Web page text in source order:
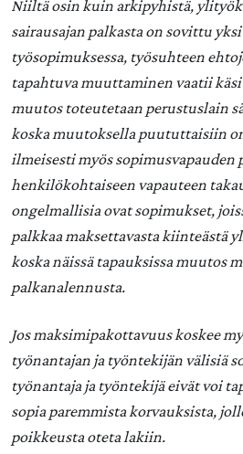
Niiltä osin kuin arkipyhistä,
sairausajan palkasta on sovittu
työsopimuksessa, työsuhteen
tapahtuva muuttaminen vaatii
muutos toteutetaan perustuslain
koska muutoksella puututtaisiin
ilmeisesti myös sopimusvapauden
henkilökohtaiseen vapauteen
ongelmallisia ovat sopimukset,
palkkaa maksettavasta kiinteästä
koska näissä tapauksissa muutos
palkanalennusta.
Jos maksimipakottavuus koskee
työnantajan ja työntekijän välisiä
työnantaja ja työntekijä eivät voi
sopia paremmista korvauksista,
poikkeusta oteta lakiin.